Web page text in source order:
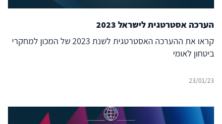
הערכה אסטרטגית לישראל 2023
קראו את ההערכה האסטרטגית לשנת 2023 של המכון למחקרי
ביטחון לאומי
23/01/23